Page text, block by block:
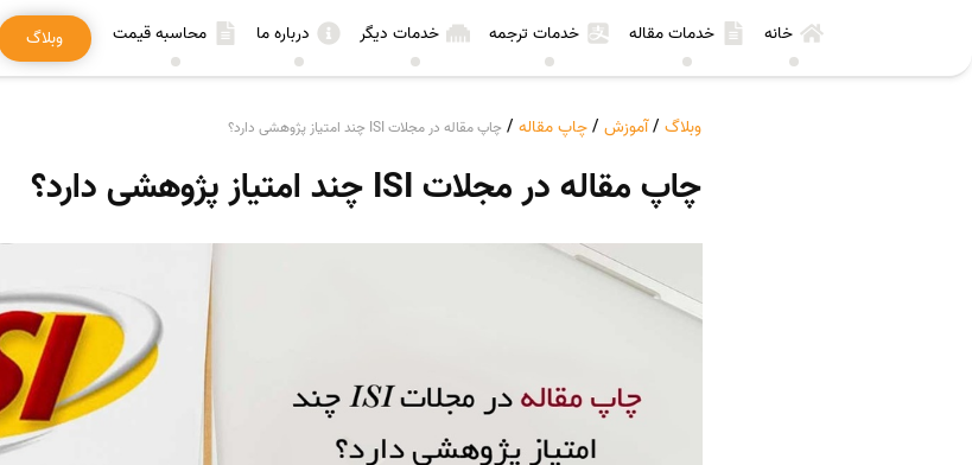
خانه خدمات مقاله خدمات ترجمه خدمات دیگر درباره ما محاسبه قیمت وبلاگ
وبلاگ /آموزش /چاپ مقاله / چاپ مقاله در مجلات ISI چند امتیاز پژوهشی دارد؟
چاپ مقاله در مجلات ISI چند امتیاز پژوهشی دارد؟